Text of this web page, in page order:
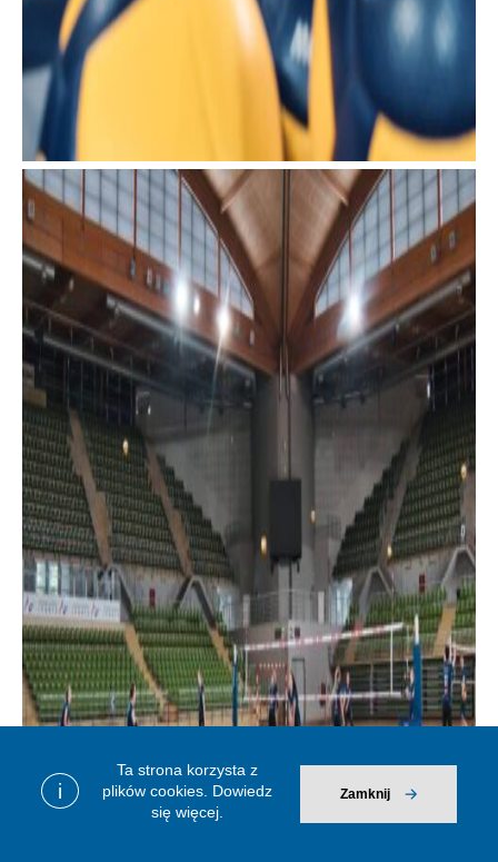
i
Ta strona korzysta z
plików cookies. Dowiedz
się więcej.
Zamknij